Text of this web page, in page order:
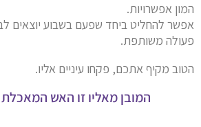
המון אפשרויות.
אפשר להחליט ביחד שפעם בשבוע יוצאים
פעולה משותפת.
הטוב מקיף אתכם, פקחו עיניים אליו.
המובן מאליו זו האש המאכלת